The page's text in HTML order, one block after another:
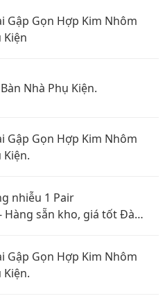
Gập Gọn Hợp Kim Nhôm
Kiện
Nhà Phụ Kiện.
Gập Gọn Hợp Kim Nhôm
Kiện.
nhiễu 1 Pair
Hàng sẵn kho, giá tốt Đà
Gập Gọn Hợp Kim Nhôm
Kiện.